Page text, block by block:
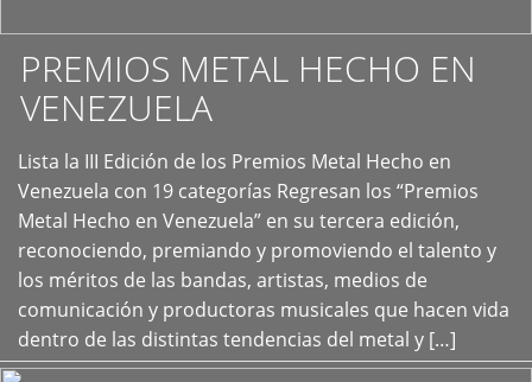
PREMIOS METAL HECHO EN
VENEZUELA
Lista la III Edición de los Premios Metal Hecho en
Venezuela con 19 categorías Regresan los “Premios
Metal Hecho en Venezuela” en su tercera edición,
reconociendo, premiando y promoviendo el talento y
los méritos de las bandas, artistas, medios de
comunicación y productoras musicales que hacen vida
dentro de las distintas tendencias del metal y […]
+